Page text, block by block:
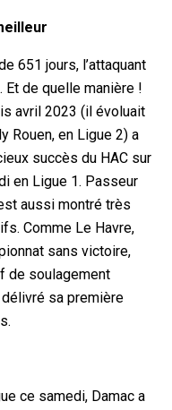
651 jours, l’attaquant
Et de quelle manière !
avril 2023 (il évoluait
Rouen, en Ligue 2) a
succès du HAC sur
en Ligue 1. Passeur
aussi montré très
Comme Le Havre,
sans victoire,
de soulagement
sa première
ce samedi, Damac a